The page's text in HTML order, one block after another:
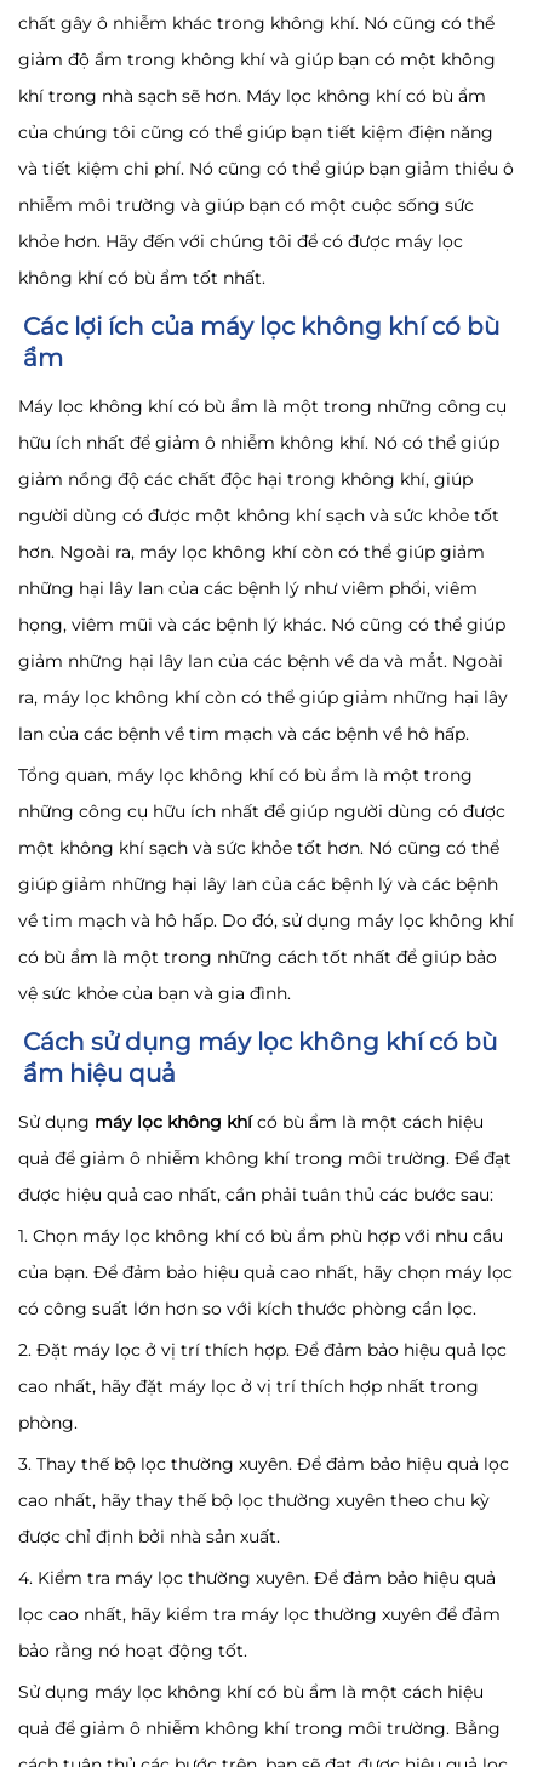
chất gây ô nhiễm khác trong không khí. Nó cũng có thể
giảm độ ẩm trong không khí và giúp bạn có một không
khí trong nhà sạch sẽ hơn. Máy lọc không khí có bù ẩm
của chúng tôi cũng có thể giúp bạn tiết kiệm điện năng
và tiết kiệm chi phí. Nó cũng có thể giúp bạn giảm thiểu ô
nhiễm môi trường và giúp bạn có một cuộc sống sức
khỏe hơn. Hãy đến với chúng tôi để có được máy lọc
không khí có bù ẩm tốt nhất.
Các lợi ích của máy lọc không khí có bù
ẩm
Máy lọc không khí có bù ẩm là một trong những công cụ
hữu ích nhất để giảm ô nhiễm không khí. Nó có thể giúp
giảm nồng độ các chất độc hại trong không khí, giúp
người dùng có được một không khí sạch và sức khỏe tốt
hơn. Ngoài ra, máy lọc không khí còn có thể giúp giảm
những hại lây lan của các bệnh lý như viêm phổi, viêm
họng, viêm mũi và các bệnh lý khác. Nó cũng có thể giúp
giảm những hại lây lan của các bệnh về da và mắt. Ngoài
ra, máy lọc không khí còn có thể giúp giảm những hại lây
lan của các bệnh về tim mạch và các bệnh về hô hấp.
Tổng quan, máy lọc không khí có bù ẩm là một trong
những công cụ hữu ích nhất để giúp người dùng có được
một không khí sạch và sức khỏe tốt hơn. Nó cũng có thể
giúp giảm những hại lây lan của các bệnh lý và các bệnh
về tim mạch và hô hấp. Do đó, sử dụng máy lọc không khí
có bù ẩm là một trong những cách tốt nhất để giúp bảo
vệ sức khỏe của bạn và gia đình.
Cách sử dụng máy lọc không khí có bù
ẩm hiệu quả
Sử dụng máy lọc không khícó bù ẩm là một cách hiệu
quả để giảm ô nhiễm không khí trong môi trường. Để đạt
được hiệu quả cao nhất, cần phải tuân thủ các bước sau:
1. Chọn máy lọc không khí có bù ẩm phù hợp với nhu cầu
của bạn. Để đảm bảo hiệu quả cao nhất, hãy chọn máy lọc
có công suất lớn hơn so với kích thước phòng cần lọc.
2. Đặt máy lọc ở vị trí thích hợp. Để đảm bảo hiệu quả lọc
cao nhất, hãy đặt máy lọc ở vị trí thích hợp nhất trong
phòng.
3. Thay thế bộ lọc thường xuyên. Để đảm bảo hiệu quả lọc
cao nhất, hãy thay thế bộ lọc thường xuyên theo chu kỳ
được chỉ định bởi nhà sản xuất.
4. Kiểm tra máy lọc thường xuyên. Để đảm bảo hiệu quả
lọc cao nhất, hãy kiểm tra máy lọc thường xuyên để đảm
bảo rằng nó hoạt động tốt.
Sử dụng máy lọc không khí có bù ẩm là một cách hiệu
quả để giảm ô nhiễm không khí trong môi trường. Bằng